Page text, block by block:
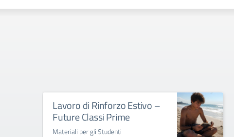
Lavoro di Rinforzo Estivo –
Future Classi Prime
Materiali per gli Studenti